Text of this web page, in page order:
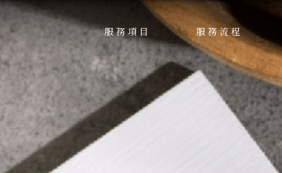
服務項目
SERVICE
服務流程
PROCESS